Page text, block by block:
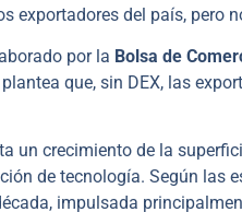
exportadores del país,
por la Bolsa de
que, sin DEX, las
un crecimiento de la
de tecnología. Según
impulsada